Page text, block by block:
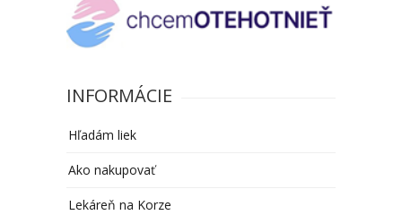
INFORMÁCIE
Hľadám liek
Ako nakupovať
Lekáreň na Korze